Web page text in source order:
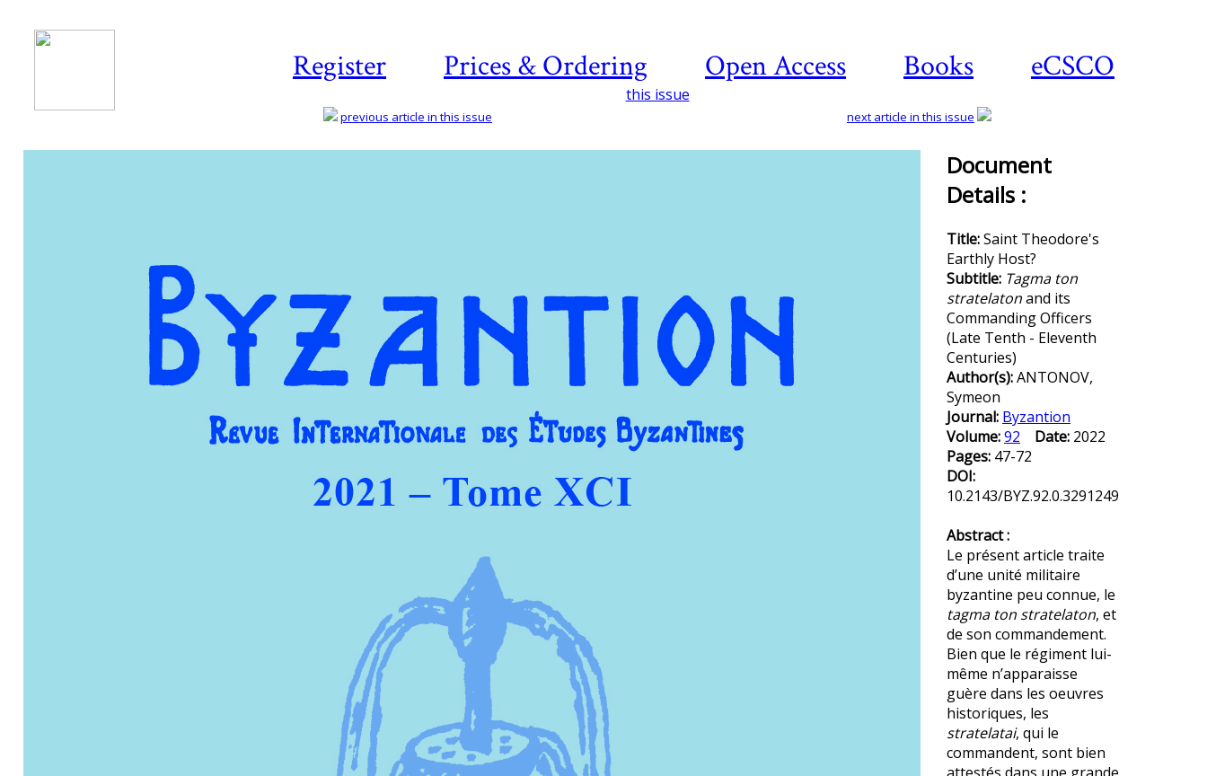
Register Prices & Ordering Open Access Books eCSCO
this issue
previous article in this issue next article in this issue
Document
Details :
Title:Saint Theodore's
Earthly Host?
Subtitle: Tagma ton
stratelatonand its
Commanding Officers
(Late Tenth - Eleventh
Centuries)
Author(s):ANTONOV,
Symeon
Journal: Byzantion
Volume:92 Date: 2022
Pages: 47-72
DOI:
10.2143/BYZ.92.0.3291249
Abstract :
Le présent article traite
d’une unité militaire
byzantine peu connue, le
tagma ton stratelaton, et
de son commandement.
Bien que le régiment lui-
même n’apparaisse
guère dans les oeuvres
historiques, les
stratelatai, qui le
commandent, sont bien